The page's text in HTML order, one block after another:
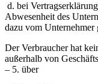
d. bei
Abwesenheit des
dazu vom Unternehmer
Der Verbraucher hat
außerhalb von
– 5. über